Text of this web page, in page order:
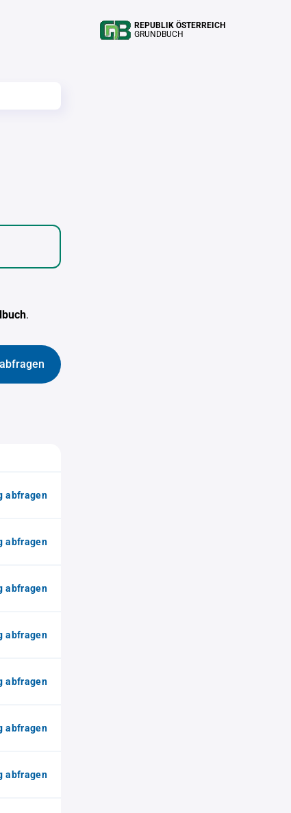
REPUBLIK ÖSTERREICH
GRUNDBUCH
.
abfragen
abfragen
abfragen
abfragen
abfragen
abfragen
abfragen